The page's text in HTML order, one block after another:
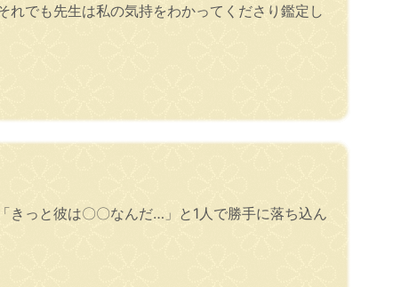
でも先生は私の気持をわかってくださり鑑定し
きっと彼は〇〇なんだ…」と1人で勝手に落ち込ん